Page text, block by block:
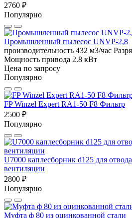
2760 ₽
Популярно
Промышленный пылесос UNVP-2,8
производительность 432 м3/час
Мощность привода 2.8 кВт
Цена по запросу
Популярно
FP Winzel Expert RA1-50 F8 Фильтр
2500 ₽
Популярно
U7000 каплесборник d125 для
вентиляции
2800 ₽
Популярно
Муфта ф 80 из оцинкованной стали